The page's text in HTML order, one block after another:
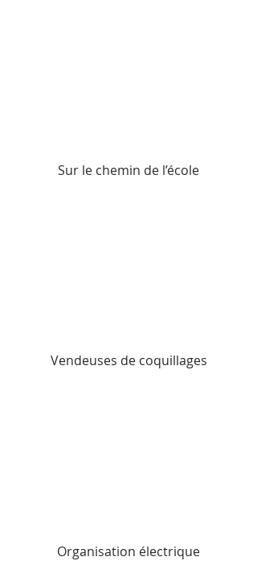
Sur le chemin de l’école
Vendeuses de coquillages
Organisation électrique